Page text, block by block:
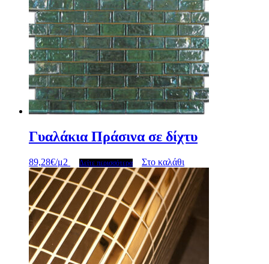
Γυαλάκια Πράσινα σε δίχτυ
89,28€/μ2 Δείτε περισσότερα Στο καλάθι